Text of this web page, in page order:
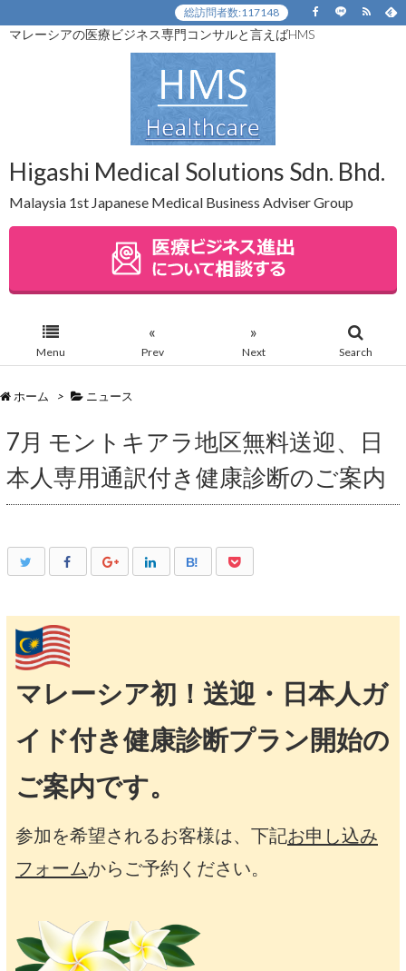
マレーシアの医療ビジネス専門コンサルと言えばHMS
Higashi Medical Solutions Sdn. Bhd.
Malaysia 1st Japanese Medical Business Adviser Group
Menu
«
Prev
»
Next Search
117148
総訪問者数:
ホーム > ニュース
7月 モントキアラ地区無料送迎、日
本人専用通訳付き健康診断のご案内
B!
マレーシア初！送迎・日本人ガ
イド付き健康診断プラン開始の
ご案内です。
参加を希望されるお客様は、下記お申し込み
フォームからご予約ください。